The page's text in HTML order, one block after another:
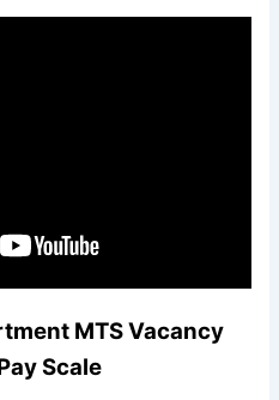
MTS Vacancy
Scale